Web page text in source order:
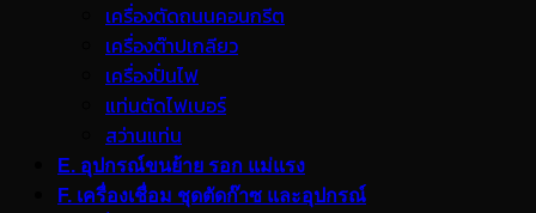
เครื่องตัดถนนคอนกรีต
เครื่องต๊าปเกลียว
เครื่องปั่นไฟ
แท่นตัดไฟเบอร์
สว่านแท่น
E. อุปกรณ์ขนย้าย รอก แม่แรง
F. เครื่องเชื่อม ชุดตัดก๊าซ และอุปกรณ์